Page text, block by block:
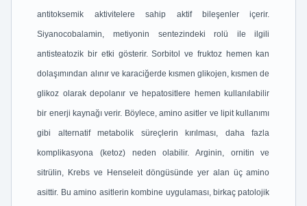
antitoksemik aktivitelere sahip aktif bileşenler içerir.
Siyanocobalamin, metiyonin sentezindeki rolü ile ilgili
antisteatozik bir etki gösterir. Sorbitol ve fruktoz hemen kan
dolaşımından alınır ve karaciğerde kısmen glikojen, kısmen de
glikoz olarak depolanır ve hepatositlere hemen kullanılabilir
bir enerji kaynağı verir. Böylece, amino asitler ve lipit kullanımı
gibi alternatif metabolik süreçlerin kırılması, daha fazla
komplikasyona (ketoz) neden olabilir. Arginin, ornitin ve
sitrülin, Krebs ve Henseleit döngüsünde yer alan üç amino
asittir. Bu amino asitlerin kombine uygulaması, birkaç patolojik